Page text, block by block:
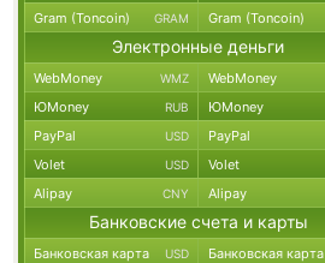
Gram (Toncoin) GRAM Gram (Toncoin)
Электронные деньги
WebMoney WMZ WebMoney
ЮMoney RUB ЮMoney
PayPal USD PayPal
Volet USD Volet
Alipay CNY Alipay
Банковские счета и карты
Банковская карта USD Банковская карта